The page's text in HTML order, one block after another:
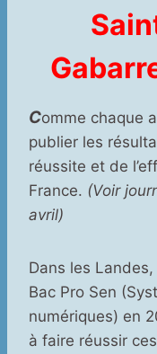
S
Comme chaque
publier les
réussite et de
France. (Voir
avril)
Dans les
Bac Pro Sen
numériques) en
à faire réussir